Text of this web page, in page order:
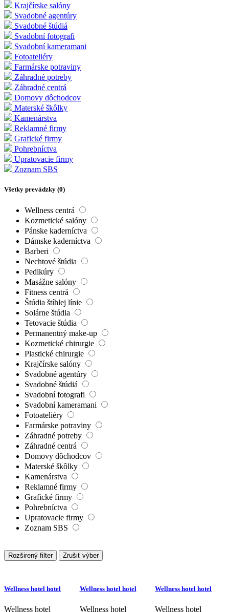
Krajčírske salóny
Svadobné agentúry
Svadobné štúdiá
Svadobní fotografi
Svadobní kameramani
Fotoateliéry
Farmárske potraviny
Záhradné potreby
Záhradné centrá
Domovy dôchodcov
Materské škôlky
Kamenárstva
Reklamné firmy
Grafické firmy
Pohrebníctva
Upratovacie firmy
Zoznam SBS
Všetky prevádzky (0)
Wellness centrá
Kozmetické salóny
Pánske kaderníctva
Dámske kaderníctva
Barberi
Nechtové štúdia
Pedikúry
Masážne salóny
Fitness centrá
Štúdia štíhlej línie
Solárne štúdia
Tetovacie štúdia
Permanentný make-up
Kozmetické chirurgie
Plastické chirurgie
Krajčírske salóny
Svadobné agentúry
Svadobné štúdiá
Svadobní fotografi
Svadobní kameramani
Fotoateliéry
Farmárske potraviny
Záhradné potreby
Záhradné centrá
Domovy dôchodcov
Materské škôlky
Kamenárstva
Reklamné firmy
Grafické firmy
Pohrebníctva
Upratovacie firmy
Zoznam SBS
Rozširený filter Zrušiť výber
Wellness hotel hotel
Wellness hotel
Wellness hotel hotel
Wellness hotel
Wellness hotel hotel
Wellness hotel